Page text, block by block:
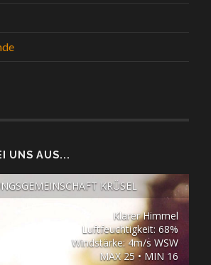
UNS AUS...
KRÜSEL
Klarer Himmel
Luftfeuchtigkeit: 68%
Windstärke: 4m/s WSW
MAX 25 • MIN 16